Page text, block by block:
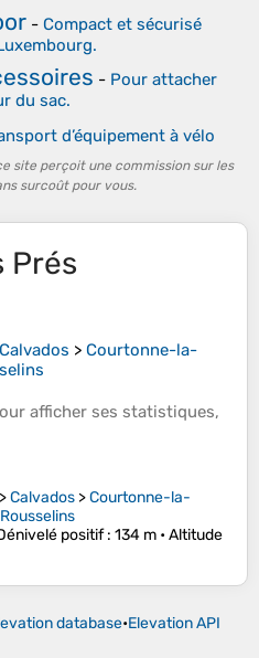
- Compact et sécurisé
- Pour attacher
du sac.
d’équipement à vélo
site perçoit une commission sur les
surcoût pour vous.
Prés
Calvados > Courtonne-la-
afficher ses statistiques,
>Calvados >Courtonne-la-
positif: 134 m •Altitude
database•Elevation API